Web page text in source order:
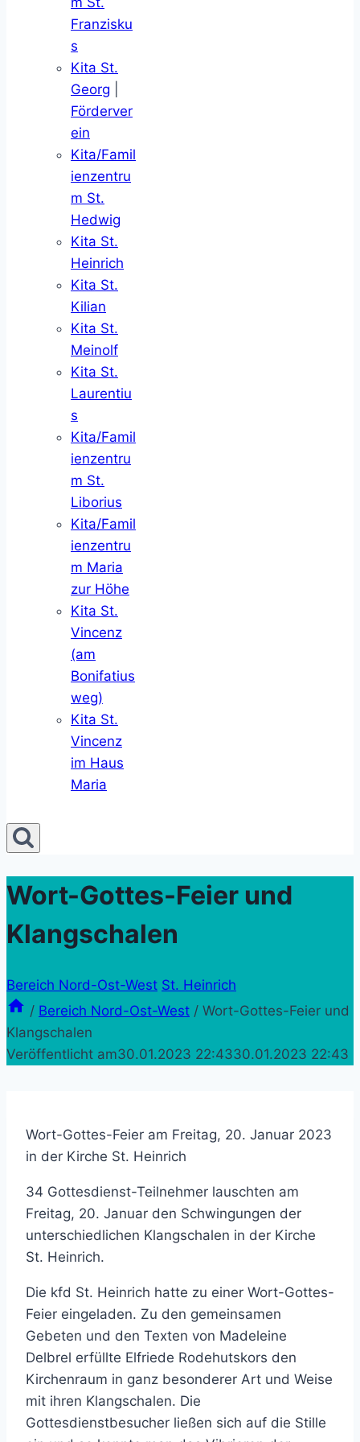
Franzisku
s
Kita St.
Georg
Förderver
ein
Kita/Famil
ienzentru
m St.
Hedwig
Kita St.
Heinrich
Kita St.
Kilian
Kita St.
Meinolf
Kita St.
Laurentiu
s
Kita/Famil
ienzentru
m St.
Liborius
Kita/Famil
ienzentru
m Maria
zur Höhe
Kita St.
Vincenz
(am
Bonifatius
weg)
Kita St.
Vincenz
im Haus
Maria
Wort-Gottes-Feier und
Klangschalen
Bereich Nord-Ost-West St. Heinrich
/ Bereich Nord-Ost-West / Wort-Gottes-Feier und
Klangschalen
Veröffentlicht am30.01.2023 22:4330.01.2023 22:43
Wort-Gottes-Feier am Freitag, 20. Januar 2023
in der Kirche St. Heinrich
34 Gottesdienst-Teilnehmer lauschten am
Freitag, 20. Januar den Schwingungen der
unterschiedlichen Klangschalen in der Kirche
St. Heinrich.
Die kfd St. Heinrich hatte zu einer Wort-Gottes-
Feier eingeladen. Zu den gemeinsamen
Gebeten und den Texten von Madeleine
Delbrel erfüllte Elfriede Rodehutskors den
Kirchenraum in ganz besonderer Art und Weise
mit ihren Klangschalen. Die
Gottesdienstbesucher ließen sich auf die Stille